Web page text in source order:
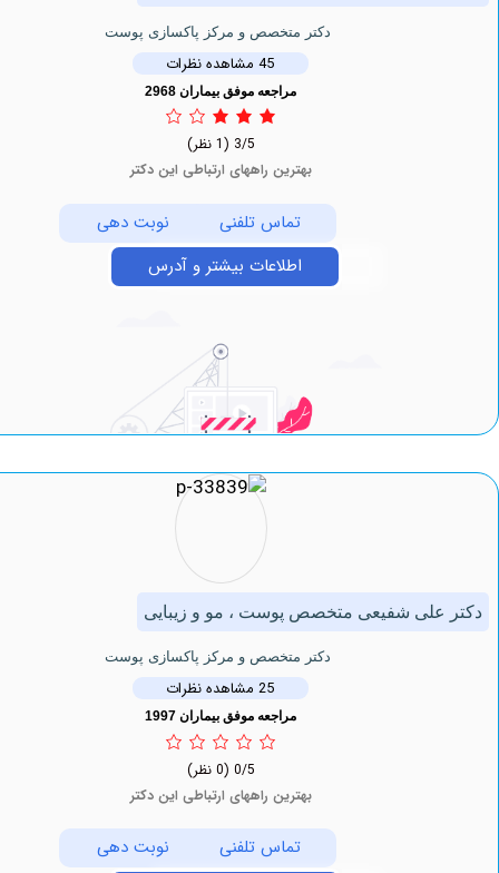
دکتر متخصص و مرکز پاکسازی پوست
مراجعه موفق بیماران 2968
بهترین راههای ارتباطی این دکتر
تماس تلفنی
نوبت دهی
اطلاعات بیشتر و آدرس
شفیعی متخصص پوست ، مو و زیبایی
دکتر متخصص و مرکز پاکسازی پوست
مراجعه موفق بیماران 1997
بهترین راههای ارتباطی این دکتر
تماس تلفنی نوبت دهی